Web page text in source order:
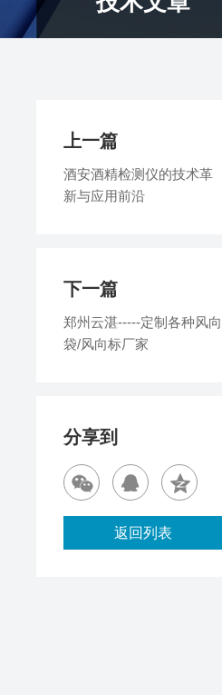
上一篇
酒安酒精检测仪的技术革
新与应用前沿
下一篇
郑州云湛-----定制各种风向
袋/风向标厂家
分享到
返回列表